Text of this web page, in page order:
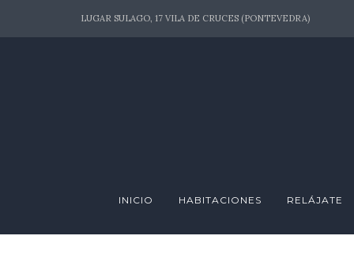
LUGAR SULAGO, 17 VILA DE CRUCES (PONTEVEDRA)
INICIO HABITACIONES RELÁJATE